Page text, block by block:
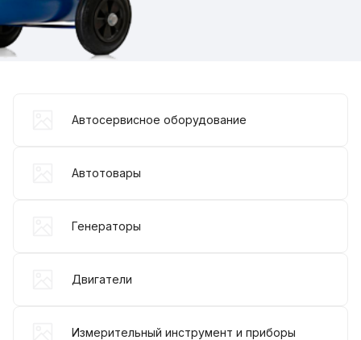
Автосервисное оборудование
Автотовары
Генераторы
Двигатели
Измерительный инструмент и приборы